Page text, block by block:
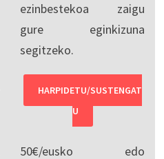
ezinbestekoa zaigu
gure eginkizuna
segitzeko.
HARPIDETU/SUSTENGAT
U
50€/eusko edo